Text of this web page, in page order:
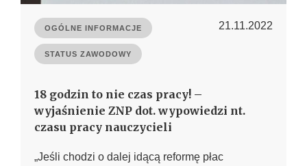
OGÓLNE INFORMACJE
STATUS ZAWODOWY
21.11.2022
18 godzin to nie czas pracy! –
wyjaśnienie ZNP dot. wypowiedzi nt.
czasu pracy nauczycieli
„Jeśli chodzi o dalej idącą reformę płac